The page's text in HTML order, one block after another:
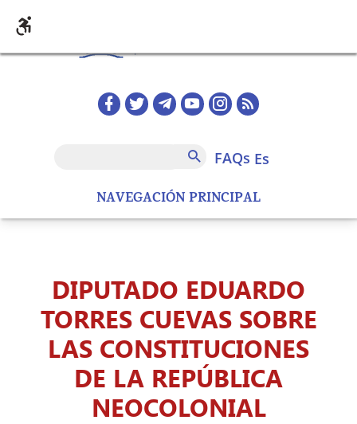
NAVEGACIÓN PRINCIPAL
Redes sociales home
FAQs
FAQs es
DIPUTADO EDUARDO
TORRES CUEVAS SOBRE
LAS CONSTITUCIONES
DE LA REPÚBLICA
NEOCOLONIAL